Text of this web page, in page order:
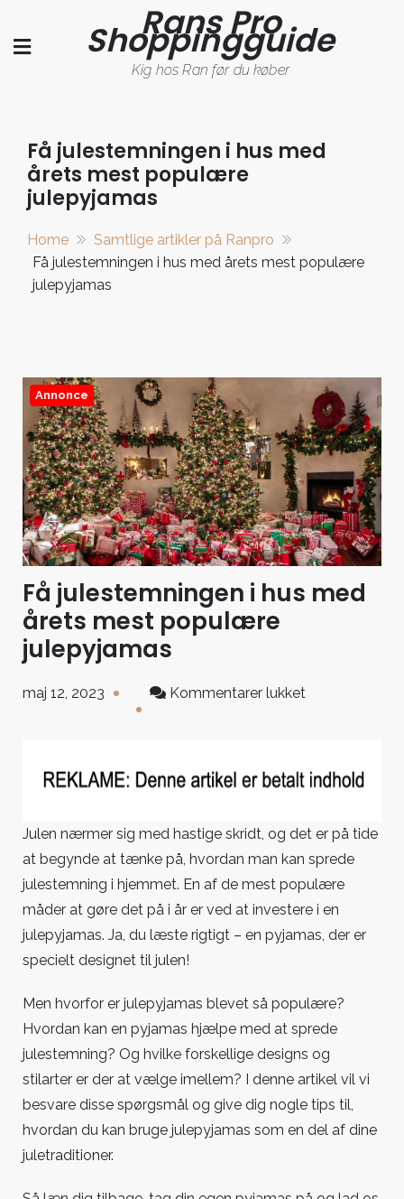
content
Rans Pro
Shoppingguide
Kig hos Ran før du køber
Få julestemningen i hus med
årets mest populære
julepyjamas
Home
Samtlige artikler på Ranpro
Få julestemningen i hus med årets mest populære
julepyjamas
Annonce
Få julestemningen i hus med
årets mest populære
julepyjamas
maj 12, 2023 Kommentarer lukkettil
hus
årets
populære
Julen nærmer sig med hastige skridt, og det er på tide
at begynde at tænke på, hvordan man kan sprede
julestemning i hjemmet. En af de mest populære
måder at gøre det på i år er ved at investere i en
julepyjamas. Ja, du læste rigtigt – en pyjamas, der er
specielt designet til julen!
Men hvorfor er julepyjamas blevet så populære?
Hvordan kan en pyjamas hjælpe med at sprede
julestemning? Og hvilke forskellige designs og
stilarter er der at vælge imellem? I denne artikel vil vi
besvare disse spørgsmål og give dig nogle tips til,
hvordan du kan bruge julepyjamas som en del af dine
juletraditioner.